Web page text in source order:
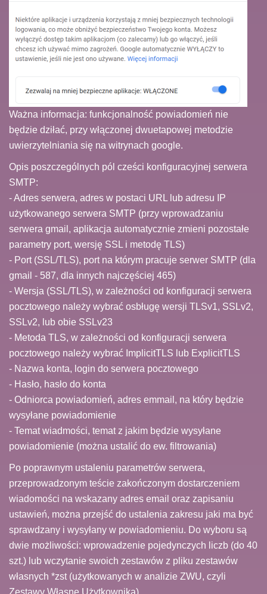
Ważna informacja: funkcjonalność powiadomień nie
będzie dziłać, przy włączonej dwuetapowej metodzie
uwierzytelniania się na witrynach google.
Opis poszczególnych pól cześci konfiguracyjnej serwera
SMTP:
- Adres serwera, adres w postaci URL lub adresu IP
użytkowanego serwera SMTP (przy wprowadzaniu
serwera gmail, aplikacja automatycznie zmieni pozostałe
parametry port, wersję SSL i metodę TLS)
- Port (SSL/TLS), port na którym pracuje serwer SMTP (dla
gmail - 587, dla innych najczęściej 465)
- Wersja (SSL/TLS), w zależności od konfiguracji serwera
pocztowego należy wybrać osbługę wersji TLSv1, SSLv2,
SSLv2, lub obie SSLv23
- Metoda TLS, w zależności od konfiguracji serwera
pocztowego należy wybrać ImplicitTLS lub ExplicitTLS
- Nazwa konta, login do serwera pocztowego
- Hasło, hasło do konta
- Odniorca powiadomień, adres emmail, na który będzie
wysyłane powiadomienie
- Temat wiadmości, temat z jakim będzie wysyłane
powiadomienie (można ustalić do ew. filtrowania)
Po poprawnym ustaleniu parametrów serwera,
przeprowadzonym teście zakończonym dostarczeniem
wiadomości na wskazany adres email oraz zapisaniu
ustawień, można przejść do ustalenia zakresu jaki ma być
sprawdzany i wysyłany w powiadomieniu. Do wyboru są
dwie możliwości: wprowadzenie pojedynczych liczb (do 40
szt.) lub wczytanie swoich zestawów z pliku zestawów
własnych *zst (użytkowanych w analizie ZWU, czyli